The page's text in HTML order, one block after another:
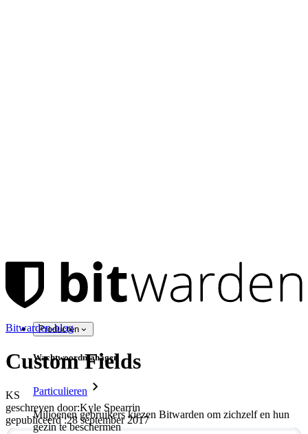
Producten
Wachtwoordmanager
Particulieren
Miljoenen gebruikers kiezen Bitwarden om zichzelf en hun
gezin te beschermen
Bitwarden-blog
Custom Fields
KS
geschreven door:Kyle Spearrin
gepubliceerd:28 september 2017